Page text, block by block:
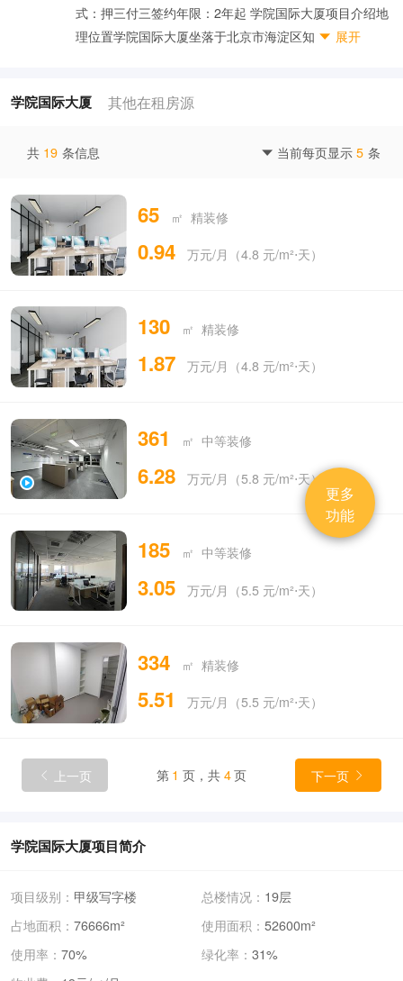
式：押三付三签约年限：2年起 学院国际大厦项目介绍地
理位置学院国际大厦坐落于北京市海淀区知  展开
学院国际大厦 其他在租房源
共 19 条信息  当前每页显示 5 条
65 ㎡ 精装修
0.94 万元/月（4.8 元/m²⋅天）
130 ㎡ 精装修
1.87 万元/月（4.8 元/m²⋅天）
361 ㎡ 中等装修
6.28 万元/月（5.8 元/m²⋅天）
185 ㎡ 中等装修
3.05 万元/月（5.5 元/m²⋅天）
334 ㎡ 精装修
5.51 万元/月（5.5 元/m²⋅天）
 上一页 第 1 页，共 4页 下一页 
学院国际大厦项目简介
项目级别： 甲级写字楼 总楼情况： 19层
占地面积： 76666m² 使用面积： 52600m²
使用率： 70% 绿化率： 31%
更多
功能